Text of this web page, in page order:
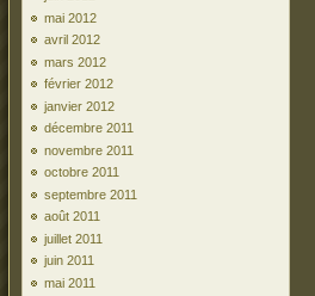
mai 2012
avril 2012
mars 2012
février 2012
janvier 2012
décembre 2011
novembre 2011
octobre 2011
septembre 2011
août 2011
juillet 2011
juin 2011
mai 2011